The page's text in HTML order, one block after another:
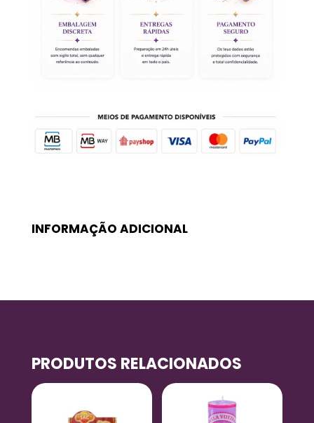
INFORMAÇÃO ADICIONAL
PRODUTOS RELACIONADOS